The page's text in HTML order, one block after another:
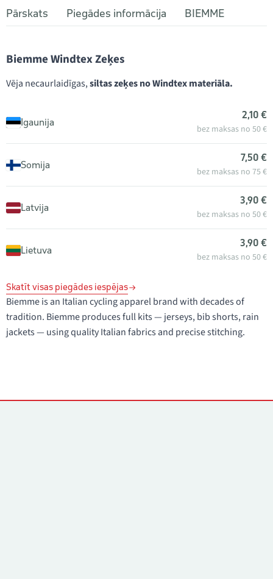
Pārskats Piegādes informācija BIEMME
Biemme Windtex Zeķes
Vēja necaurlaidīgas,siltas zeķes no Windtex materiāla.
Igaunija
2,10 €
bez maksas no 50 €
Somija
7,50 €
bez maksas no 75 €
Latvija
3,90 €
bez maksas no 50 €
Lietuva
3,90 €
bez maksas no 50 €
Skatīt visas piegādes iespējas
Biemme is an Italian cycling apparel brand with decades of
tradition. Biemme produces full kits — jerseys, bib shorts, rain
jackets — using quality Italian fabrics and precise stitching.